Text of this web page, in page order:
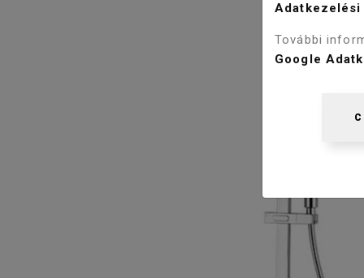
További
Google